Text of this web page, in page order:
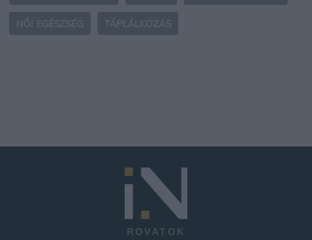
NŐI EGÉSZSÉG TÁPLÁLKOZÁS
ROVATOK